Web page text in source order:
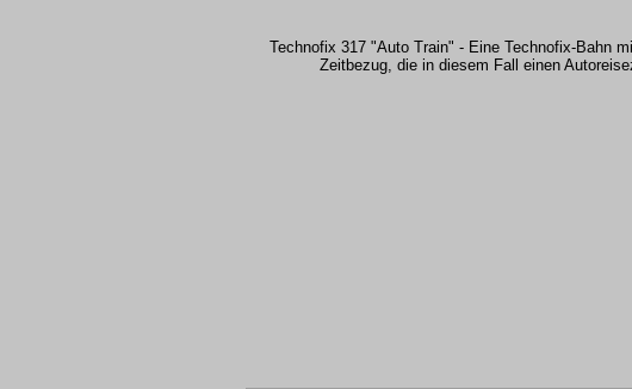
Technofix 317 "Auto Train" - Eine Technofix-Bahn
Zeitbezug, die in diesem Fall einen